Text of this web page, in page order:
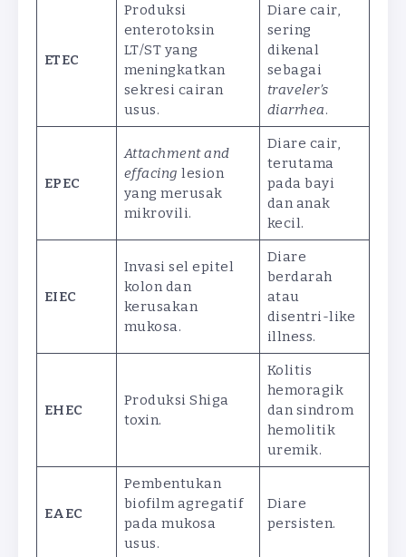
ETEC
Produksi
enterotoksin
LT/ST yang
meningkatkan
sekresi cairan
usus.
Diare cair,
sering
dikenal
sebagai
traveler’s
diarrhea.
EPEC
Attachment and
effacing lesion
yang merusak
mikrovili.
Diare cair,
terutama
pada bayi
dan anak
kecil.
EIEC
Invasi sel epitel
kolon dan
kerusakan
mukosa.
Diare
berdarah
atau
disentri-like
illness.
EHEC
Produksi Shiga
toxin.
Kolitis
hemoragik
dan sindrom
hemolitik
uremik.
EAEC
Pembentukan
biofilm agregatif
pada mukosa
usus.
Diare
persisten.